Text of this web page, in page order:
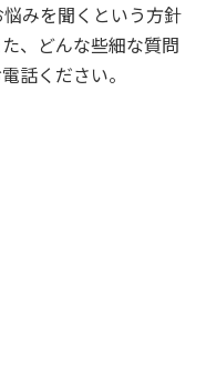
みを聞くという方針
、どんな些細な質問
話ください。